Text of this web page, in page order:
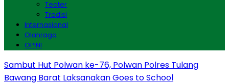
Teater
Tradisi
Internasional
Olahraga
OPINI
Sambut Hut Polwan ke-76, Polwan Polres Tulang
Bawang Barat Laksanakan Goes to School